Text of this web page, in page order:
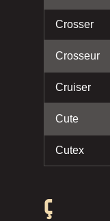
Crosser
Crosseur
Cruiser
Cute
Cutex
Ç